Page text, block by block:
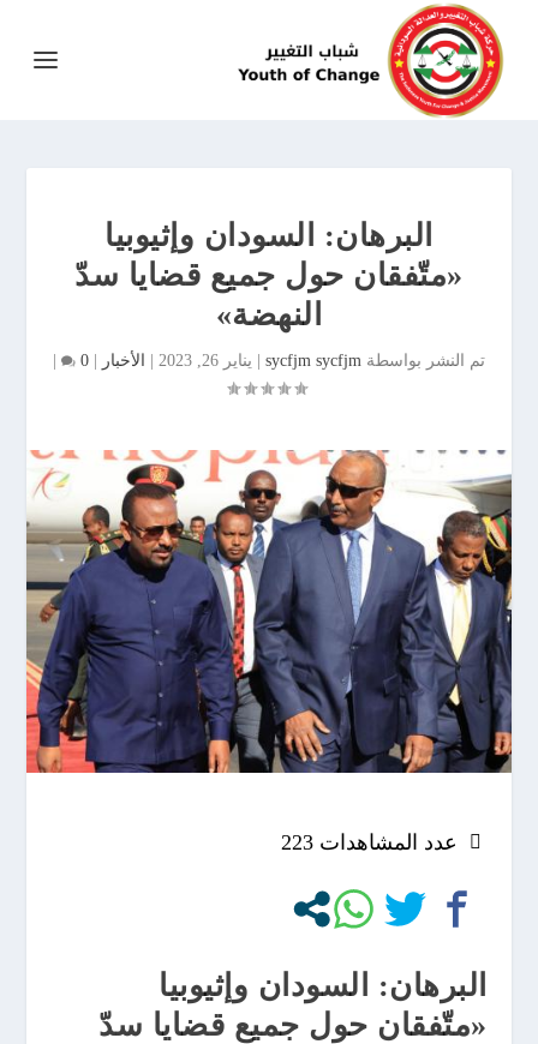
البرهان: السودان وإثيوبيا
«متّفقان حول جميع قضايا سدّ
النهضة»
تم النشر بواسطة sycfjm sycfjm يناير 26, 2023 الأخبار 0
عدد المشاهدات 223
البرهان: السودان وإثيوبيا
«متّفقان حول جميع قضايا سدّ